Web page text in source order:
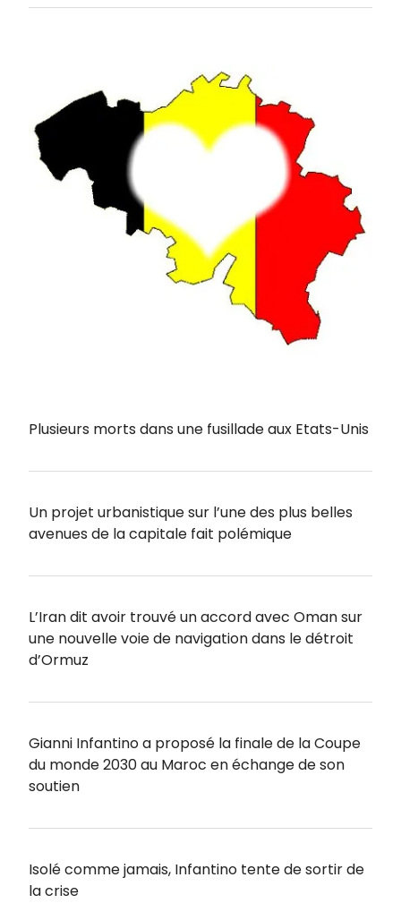
Plusieurs morts dans une fusillade aux Etats-Unis
Un projet urbanistique sur l’une des plus belles
avenues de la capitale fait polémique
L’Iran dit avoir trouvé un accord avec Oman sur
une nouvelle voie de navigation dans le détroit
d’Ormuz
Gianni Infantino a proposé la finale de la Coupe
du monde 2030 au Maroc en échange de son
soutien
Isolé comme jamais, Infantino tente de sortir de
la crise